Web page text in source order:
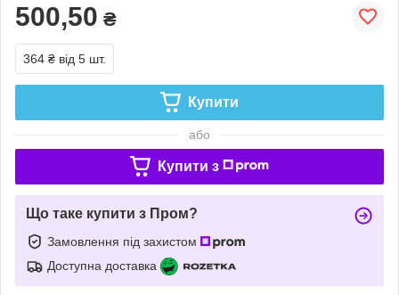
500,50 ₴
364 ₴ від 5 шт.
Купити
або
Купити з
Що таке купити з Пром?
Замовлення під захистом
Доступна доставка